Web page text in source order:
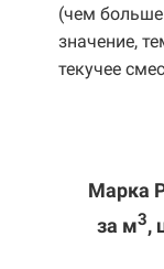
(чем больше
значение,
текучее
Марка
за м3,